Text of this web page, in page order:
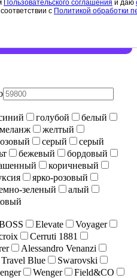
Пользовательского соглашения и даю
с Политикой обработки
голубой
белый
желтый
серый
серый
бежевый
бордовый
коричневый
ярко-розовый
зеленый
алый
Elevate
Voyager
Cerruti 1881
Alessandro Venanzi
Travel Blue
Swarovski
Wenger
Field&CO